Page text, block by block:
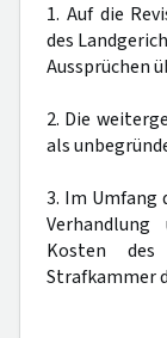
1. Auf die
des
Aussprüchen
2. Die
als
3. Im Umfang
Kosten
Strafkammer